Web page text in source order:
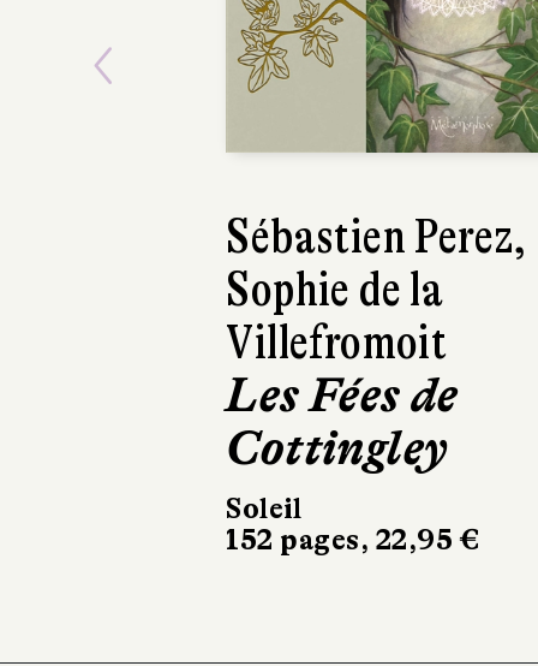
Sébastien Perez,
Sophie de la
Villefromoit
Les Fées de
Cottingley
Soleil
152 pages, 22,95 €
Previous